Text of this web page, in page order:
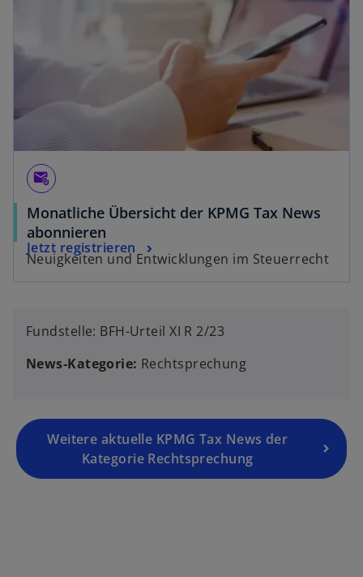
attach_email
Monatliche Übersicht der KPMG Tax News
abonnieren
Neuigkeiten und Entwicklungen im Steuerrecht
Jetzt registrieren
Fundstelle: BFH-Urteil XI R 2/23
News-Kategorie: Rechtsprechung
Weitere aktuelle KPMG Tax News der
Kategorie Rechtsprechung